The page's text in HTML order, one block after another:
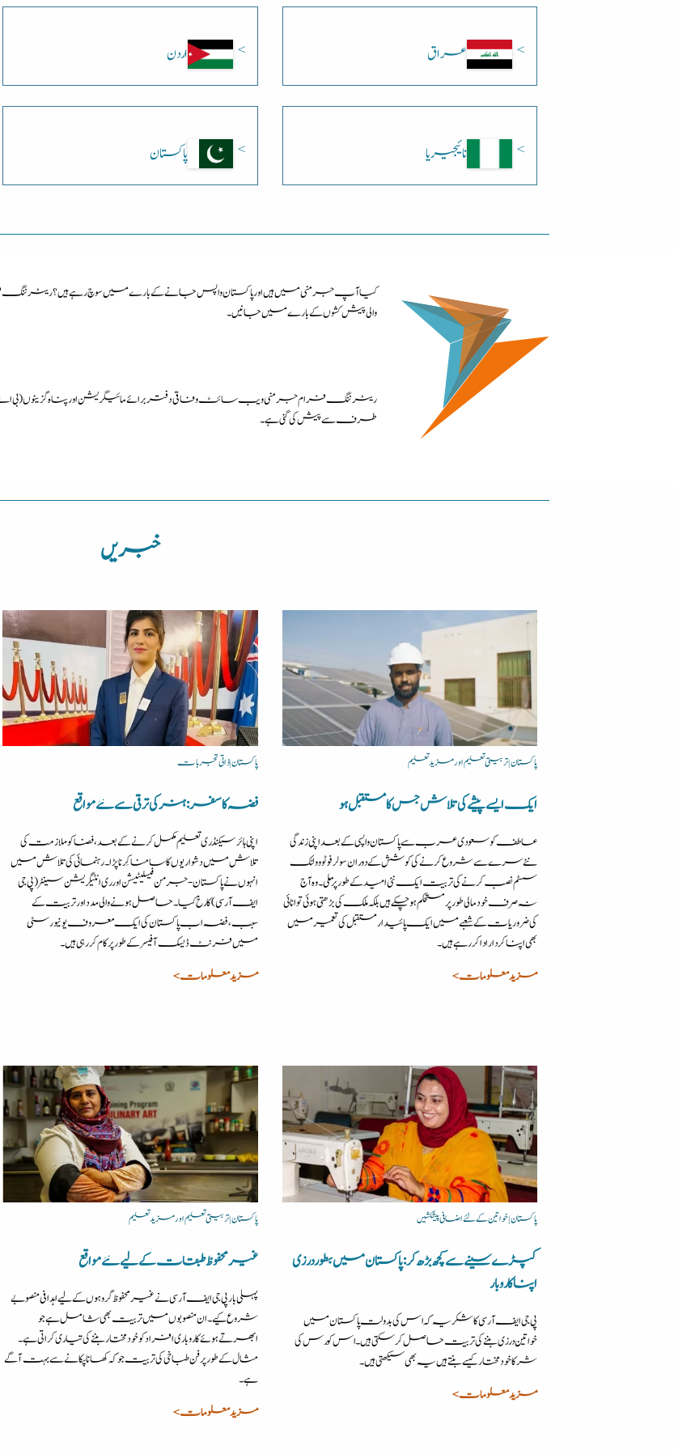
عراق اردن
نائیجیریا پاکستان
کیا آپ جرمنی میں ہیں اور پاکستان واپس جانے کے بارے میں سوچ رہے ہیں؟
والی پیش کشوں کے بارے میں جانیں۔
ریٹرننگ فرام جرمنی ویب سائٹ وفاقی دفتر برائے مائیگریشن اور پناہ گزینوں (بی اے
طرف سے پیش کی گئی ہے۔
خبریں
پاکستان | تربیتی تعلیم اور مزید تعلیم
ایک ایسے پیشے کی تلاش جس کا مستقبل ہو
عاطف کو سعودی عرب سے پاکستان واپسی کے بعد اپنی زندگی
نئے سرے سے شروع کرنے کی کوشش کے دوران سولر فوٹو وولٹک
سسٹم نصب کرنے کی تربیت ایک نئی امید کے طور پرملی۔ وہ آج
نہ صرف خود مالی طور پر مستحکم ہو چکے ہیں بلکہ ملک کی بڑھتی ہوئی توانائی
کی ضروریات کے شعبے میں ایک پائیدار مستقبل کی تعمیر میں
بھی اپنا کردار ادا کر رہے ہیں۔
مزید معلومات >
پاکستان | ذاتی تجربات
فضہ کا سفر: ہنر کی ترقی سے نئے مواقع
اپنی ہائر سیکنڈری تعلیم مکمل کرنے کے بعد، فضا کو ملازمت کی
تلاش میں دشواریوں کا سامنا کِرنا پڑا۔ رہنمائی کی تلاش میں
انہوں نے پاکستان-جرمن فیسلیٹیشن اور ری انٹیگریشن سینٹر (پی جی
ایف آر سی) کا رخ کیا۔ حاصل ہونے والی مدد اور تربیت کے
سبب، فضہ اب پاکستان کی ایک معروف یونیورسٹی
میں فرنٹ ڈیسک آفیسر کے طور پر کام کر رہی ہیں۔
مزید معلومات >
پاکستان | خواتین کے لئے اضافی پیشکشیں
کپڑے سینے سے کچھ بڑھ کر: پاکستان میں بطور درزی
اپنا کاروبار
پی جی ایف آر سی کا شکریہ کہ اس کی بدولت پاکستان میں
خواتین درزی بننے کی تربیت حاصل کرسکتی ہیں۔ اس کورس کی
شرکا خودمختار کیسے بنتے ہیں یہ بھی سیکھتی ہیں۔
مزید معلومات >
پاکستان | تربیتی تعلیم اور مزید تعلیم
غیرمحفوظ طبقات کے لیے نئے مواقع
پہلی بار پی جی ایف آر سی نے غیر محفوظ گروہوں کے لیے اہدافی منصوبے
شروع کیے۔ ان منصوبوں میں تربیت بھی شامل ہے جو
ابھرتے ہوئے کاروباری افراد کو خودمختار بننے کی تیاری کراتی ہے۔
مثال کے طور پر فن طباخی کی تربیت جو کہ کھانا پکانے سے بہت آگے
ہے۔
مزید معلومات >